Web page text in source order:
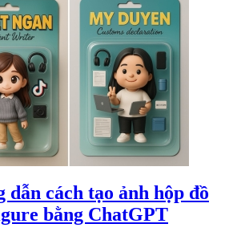
dẫn cách tạo ảnh hộp đồ
bằng ChatGPT